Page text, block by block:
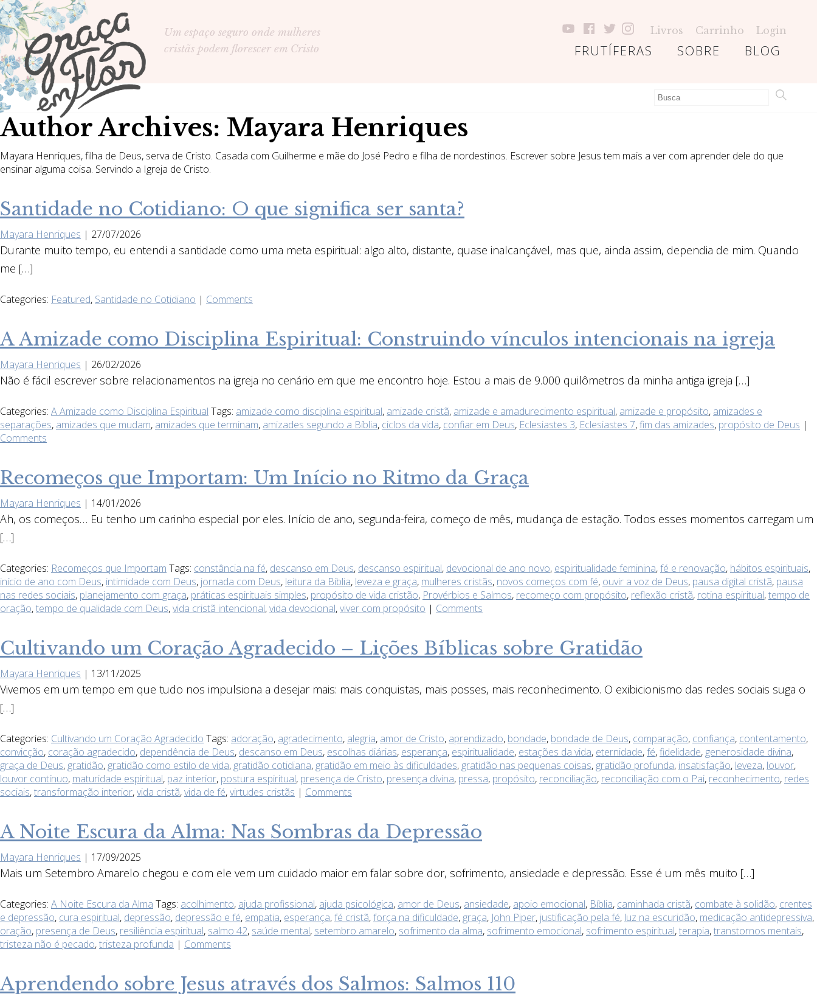
Um espaço seguro onde mulheres
cristãs podem florescer em Cristo
Livros Carrinho Login
BLOG
SOBRE
FRUTÍFERAS
Author Archives: Mayara Henriques
Mayara Henriques, filha de Deus, serva de Cristo. Casada com Guilherme e mãe do José Pedro e filha de nordestinos. Escrever sobre Jesus tem mais a ver com aprender dele do que
ensinar alguma coisa. Servindo a Igreja de Cristo.
Santidade no Cotidiano: O que significa ser santa?
Mayara Henriques | 27/07/2026
Durante muito tempo, eu entendi a santidade como uma meta espiritual: algo alto, distante, quase inalcançável, mas que, ainda assim, dependia de mim. Quando
me […]
Categories: Featured, Santidade no Cotidiano | Comments
A Amizade como Disciplina Espiritual: Construindo vínculos intencionais na igreja
Mayara Henriques | 26/02/2026
Não é fácil escrever sobre relacionamentos na igreja no cenário em que me encontro hoje. Estou a mais de 9.000 quilômetros da minha antiga igreja […]
Categories: A Amizade como Disciplina Espiritual Tags: amizade como disciplina espiritual, amizade cristã, amizade e amadurecimento espiritual, amizade e propósito, amizades e
separações, amizades que mudam, amizades que terminam, amizades segundo a Bíblia, ciclos da vida, confiar em Deus, Eclesiastes 3, Eclesiastes 7,fim das amizades, propósito de Deus |
Comments
Recomeços que Importam: Um Início no Ritmo da Graça
Mayara Henriques | 14/01/2026
Ah, os começos… Eu tenho um carinho especial por eles. Início de ano, segunda-feira, começo de mês, mudança de estação. Todos esses momentos carregam um
[…]
Categories: Recomeços que Importam Tags: constância na fé, descanso em Deus, descanso espiritual, devocional de ano novo, espiritualidade feminina,fé e renovação, hábitos espirituais,
início de ano com Deus, intimidade com Deus, jornada com Deus, leitura da Bíblia, leveza e graça, mulheres cristãs, novos começos com fé, ouvir a voz de Deus, pausa digital cristã, pausa
nas redes sociais, planejamento com graça, práticas espirituais simples, propósito de vida cristão, Provérbios e Salmos, recomeço com propósito, reflexão cristã, rotina espiritual,tempo de
oração,tempo de qualidade com Deus,vida cristã intencional,vida devocional,viver com propósito | Comments
Cultivando um Coração Agradecido – Lições Bíblicas sobre Gratidão
Mayara Henriques | 13/11/2025
Vivemos em um tempo em que tudo nos impulsiona a desejar mais: mais conquistas, mais posses, mais reconhecimento. O exibicionismo das redes sociais suga o
[…]
Categories: Cultivando um Coração Agradecido Tags: adoração, agradecimento, alegria, amor de Cristo, aprendizado, bondade, bondade de Deus, comparação, confiança, contentamento,
convicção, coração agradecido, dependência de Deus, descanso em Deus, escolhas diárias, esperança, espiritualidade, estações da vida, eternidade,fé,fidelidade, generosidade divina,
graça de Deus, gratidão, gratidão como estilo de vida, gratidão cotidiana, gratidão em meio às dificuldades, gratidão nas pequenas coisas, gratidão profunda, insatisfação, leveza, louvor,
louvor contínuo, maturidade espiritual, paz interior, postura espiritual, presença de Cristo, presença divina, pressa, propósito, reconciliação, reconciliação com o Pai, reconhecimento, redes
sociais,transformação interior,vida cristã,vida de fé,virtudes cristãs | Comments
A Noite Escura da Alma: Nas Sombras da Depressão
Mayara Henriques | 17/09/2025
Mais um Setembro Amarelo chegou e com ele vem um cuidado maior em falar sobre dor, sofrimento, ansiedade e depressão. Esse é um mês muito […]
Categories: A Noite Escura da Alma Tags: acolhimento, ajuda profissional, ajuda psicológica, amor de Deus, ansiedade, apoio emocional, Bíblia, caminhada cristã, combate à solidão, crentes
e depressão, cura espiritual, depressão, depressão e fé, empatia, esperança,fé cristã,força na dificuldade, graça, John Piper, justificação pela fé, luz na escuridão, medicação antidepressiva,
oração, presença de Deus, resiliência espiritual, salmo 42, saúde mental, setembro amarelo, sofrimento da alma, sofrimento emocional, sofrimento espiritual,terapia,transtornos mentais,
tristeza não é pecado,tristeza profunda | Comments
Aprendendo sobre Jesus através dos Salmos: Salmos 110